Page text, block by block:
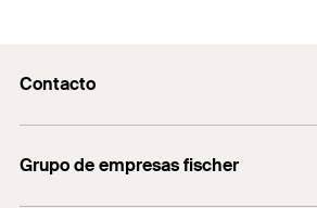
Contacto
servicio.cliente@fischer.es
Grupo de empresas fischer